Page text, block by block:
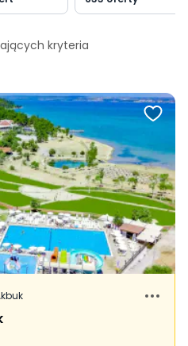
kryteria